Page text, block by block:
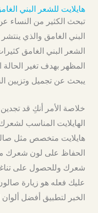
هايلايت للشعر البني
تبحث الكثير من
البني الغامق والذي
الشعر البني الغامق
المظهر بهدف تغير الحالة
يبحث عن تجميل وتزيين
خلاصة الأمر أنكِ قد
الهايلايت المناسب
هايلايت متخصص مثل
الحفاظ على لون شعرك
شعرك وللحصول على
عليك فعله هو زيارة
الخبر لتطبيق أفضل ألوان